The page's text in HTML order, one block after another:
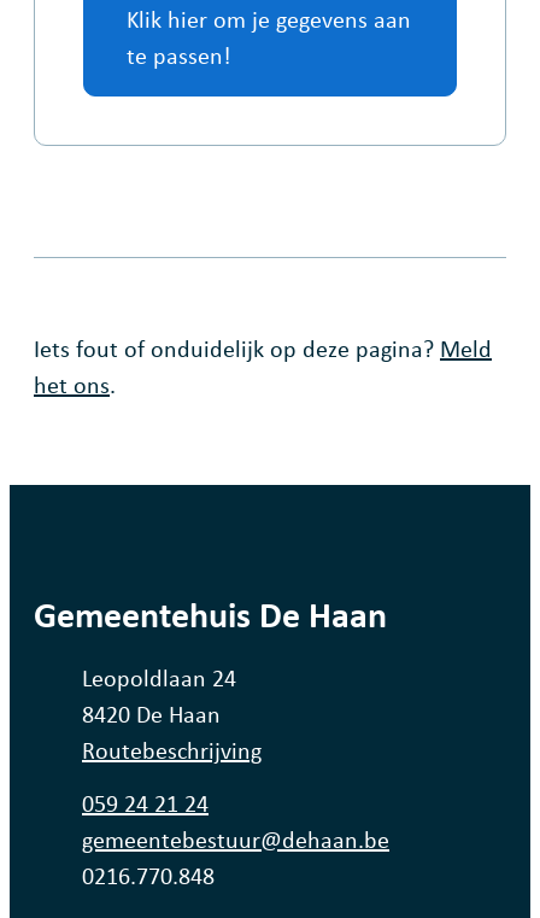
Klik hier om je gegevens aan
te passen!
Fout op deze pagina
Iets fout of onduidelijk op deze pagina? Meld
het ons.
contact
Gemeentehuis De Haan
AdresLeopoldlaan 24
,8420 De Haan
Routebeschrijving
059 24 21 24
E-mailgemeentebestuur@dehaan.be
Ondernemingsnummer
0216.770.848